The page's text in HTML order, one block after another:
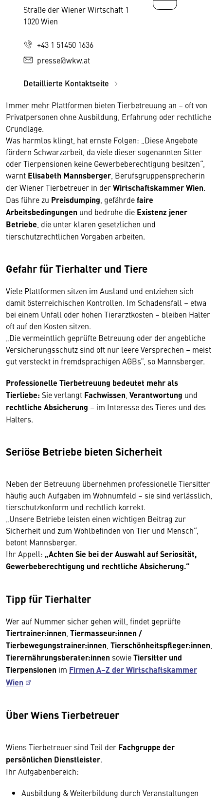
Straße der Wiener Wirtschaft 1
1020 Wien
+43 1 51450 1636
presse@wkw.at
Detaillierte Kontaktseite
Immer mehr Plattformen bieten Tierbetreuung an – oft von
Privatpersonen ohne Ausbildung, Erfahrung oder rechtliche
Grundlage.
Was harmlos klingt, hat ernste Folgen: „Diese Angebote
fördern Schwarzarbeit, da viele dieser sogenannten Sitter
oder Tierpensionen keine Gewerbeberechtigung besitzen“,
warnt Elisabeth Mannsberger , Berufsgruppensprecherin
der Wiener Tierbetreuer in derWirtschaftskammer Wien.
Das führe zu Preisdumping , gefährdefaire
Arbeitsbedingungen und bedrohe die Existenz jener
Betriebe , die unter klaren gesetzlichen und
tierschutzrechtlichen Vorgaben arbeiten.
Gefahr für Tierhalter und Tiere
Viele Plattformen sitzen im Ausland und entziehen sich
damit österreichischen Kontrollen. Im Schadensfall – etwa
bei einem Unfall oder hohen Tierarztkosten – bleiben Halter
oft auf den Kosten sitzen.
„Die vermeintlich geprüfte Betreuung oder der angebliche
Versicherungsschutz sind oft nur leere Versprechen – meist
gut versteckt in fremdsprachigen AGBs“, so Mannsberger.
Professionelle Tierbetreuung bedeutet mehr als
Tierliebe: Sie verlangt Fachwissen Verantwortung und
rechtliche Absicherung – im Interesse des Tieres und des
Halters.
Seriöse Betriebe bieten Sicherheit
Neben der Betreuung übernehmen professionelle Tiersitter
häufig auch Aufgaben im Wohnumfeld – sie sind verlässlich,
tierschutzkonform und rechtlich korrekt.
„Unsere Betriebe leisten einen wichtigen Beitrag zur
Sicherheit und zum Wohlbefinden von Tier und Mensch“,
betont Mannsberger.
Ihr Appell: „Achten Sie bei der Auswahl auf Seriosität,
Gewerbeberechtigung und rechtliche Absicherung.“
Tipp für Tierhalter
Wer auf Nummer sicher gehen will, findet geprüfte
Tiertrainer:innen Tiermasseur:innen /
Tierbewegungstrainer:innen Tierschönheitspfleger:innen
Tierernährungsberater:innen sowieTiersitter und
Tierpensionen im Firmen A–Z der Wirtschaftskammer
Wien
Über Wiens Tierbetreuer
Wiens Tierbetreuer sind Teil der Fachgruppe der
persönlichen Dienstleister.
Ihr Aufgabenbereich:
Ausbildung & Weiterbildung durch Veranstaltungen